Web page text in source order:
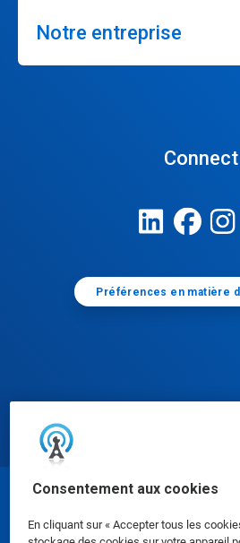
Consentement aux cookies
En cliquant sur « Accepter tous les
Notre entreprise
Connect
Préférences en matière